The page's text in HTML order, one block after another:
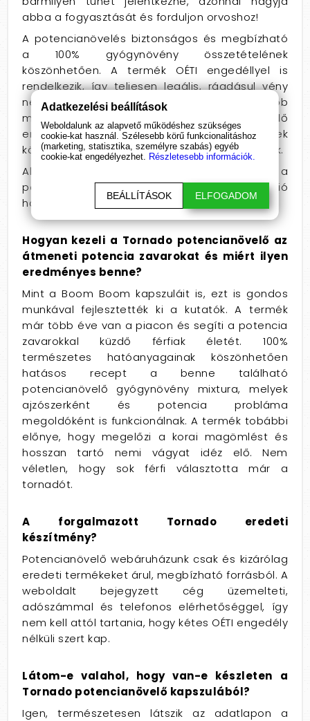
abba a fogyasztását és forduljon orvoshoz!
A potencianövelés biztonságos és megbízható
a 100% gyógynövény összetételének
köszönhetően. A termék OÉTI engedéllyel is
rendelkezik, így teljesen legális, ráadásul vény
nélkül kapható. A terméknek nincsen különösebb
mellékhatása, minimális esetben fordul elő
enyhe fejfájás. Növényi összetevőinek
köszönhetően előfurdulhatnak allergiás tünetek.
Alkohol fogyasztása mellett nem javasoljuk a
potencianövelő szerek használatát! Az erekció
hatását rontja az alkohol fogyasztása.
Hogyan kezeli a Tornado potencianövelő az
átmeneti potencia zavarokat és miért ilyen
eredményes benne?
Mint a Boom Boom kapszuláit is, ezt is gondos
munkával fejlesztették ki a kutatók. A termék
már több éve van a piacon és segíti a potencia
zavarokkal küzdő férfiak életét. 100%
természetes hatóanyagainak köszönhetően
hatásos recept a benne található
potencianövelő gyógynövény mixtura, melyek
ajzószerként és potencia probláma
megoldóként is funkcionálnak. A termék tobábbi
előnye, hogy megelőzi a korai magömlést és
hosszan tartó nemi vágyat idéz elő. Nem
véletlen, hogy sok férfi választotta már a
tornadót.
A forgalmazott Tornado eredeti
készítmény?
Potencianövelő webáruházunk csak és kizárólag
eredeti termékeket árul, megbízható forrásból. A
weboldalt bejegyzett cég üzemelteti,
adószámmal és telefonos elérhetőséggel, így
nem kell attól tartania, hogy kétes OÉTI engedély
nélküli szert kap.
Látom-e valahol, hogy van-e készleten a
Tornado potencianövelő kapszulából?
Igen, természetesen látszik az adatlapon a
Adatkezelési beállítások
Weboldalunk az alapvető működéshez szükséges
cookie-kat használ. Szélesebb körű funkcionalitáshoz
(marketing, statisztika, személyre szabás) egyéb
cookie-kat engedélyezhet. Részletesebb információk.
BEÁLLÍTÁSOK ELFOGADOM